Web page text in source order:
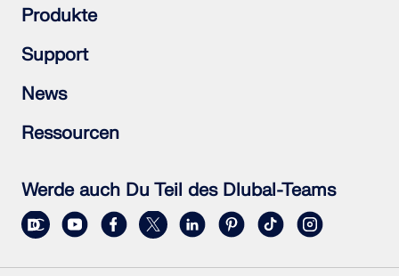
Stahlbetonbau
Stahlbau
Holzbau
Stahlanschlüsse
Produkte
RFEM 6
RSTAB 9
RSECTION 1
RWIND 3
Support
Häufig gestellte Fragen (FAQs)
Individuelle Frage stellen
Schneelastzonen, Windzonen und Erdbebenzonen
Vertriebsteam kontaktieren
News
Newsletter abonnieren
Aktuelle Nachrichten
Online-Schulungen
Ressourcen
Kundenprojekt einreichen
Kundenprojekte
Online-Handbücher
Werde auch Du Teil des Dlubal-Teams